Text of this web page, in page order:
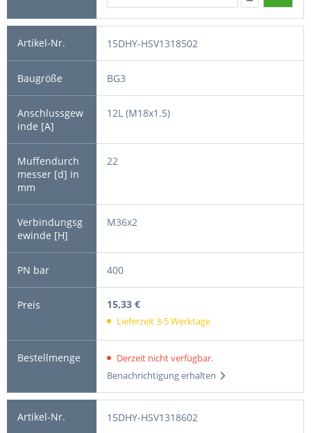
15DHY-HSV1318502
BG3
12L (M18x1.5)
22
M36x2
400
15,33 €
Lieferzeit 3-5 Werktage
Derzeit nicht verfügbar.
Benachrichtigung erhalten
15DHY-HSV1318602